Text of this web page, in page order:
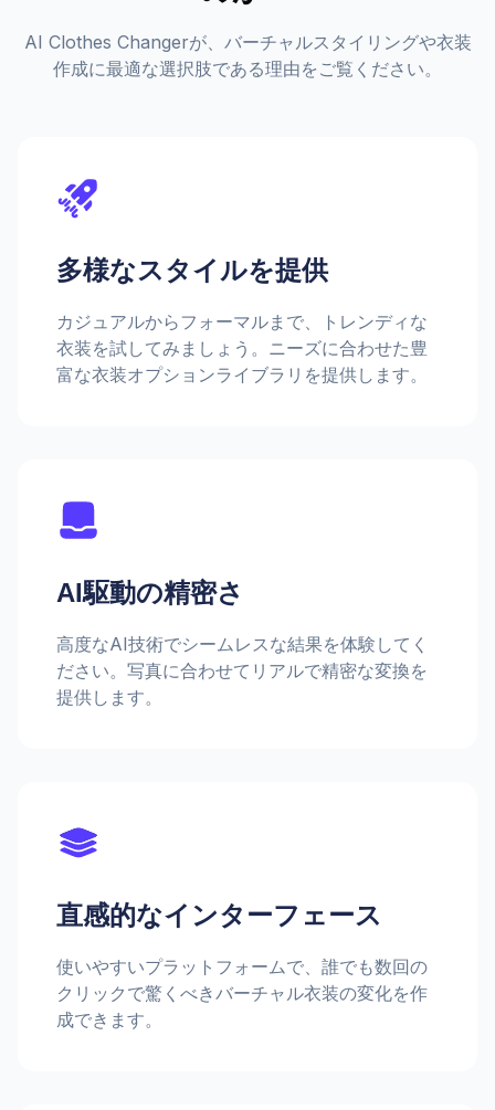
AI Clothes Changerが、バーチャルスタイリングや衣装
作成に最適な選択肢である理由をご覧ください。
多様なスタイルを提供
カジュアルからフォーマルまで、トレンディな
衣装を試してみましょう。ニーズに合わせた豊
富な衣装オプションライブラリを提供します。
AI駆動の精密さ
高度なAI技術でシームレスな結果を体験してく
ださい。写真に合わせてリアルで精密な変換を
提供します。
直感的なインターフェース
使いやすいプラットフォームで、誰でも数回の
クリックで驚くべきバーチャル衣装の変化を作
成できます。